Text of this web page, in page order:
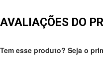
AVALIAÇÕES DO
Tem esse produto? Seja o